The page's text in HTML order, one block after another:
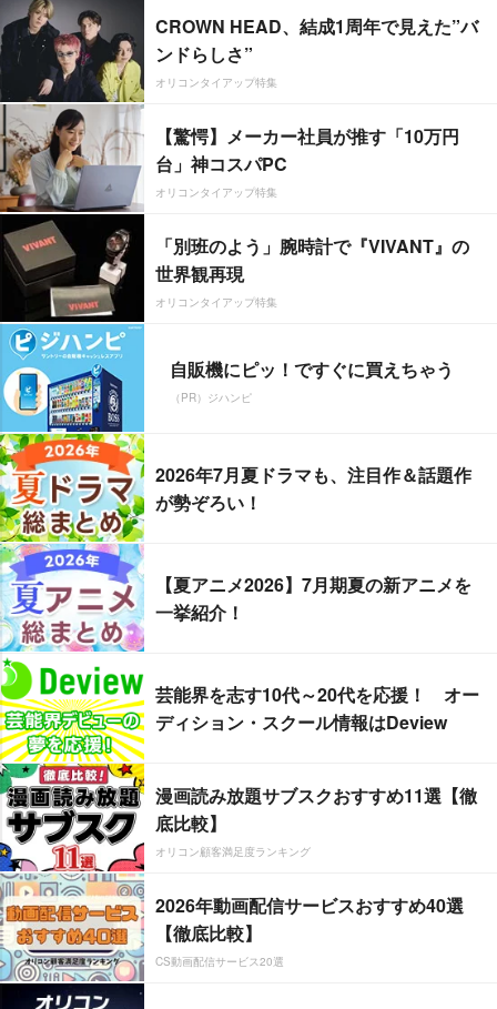
CROWN HEAD、結成1周年で見えた”バ
ンドらしさ”
オリコンタイアップ特集
【驚愕】メーカー社員が推す「10万円
台」神コスパPC
オリコンタイアップ特集
「別班のよう」腕時計で『VIVANT』の
世界観再現
オリコンタイアップ特集
自販機にピッ！ですぐに買えちゃう
（PR）ジハンピ
2026年7月夏ドラマも、注目作＆話題作
が勢ぞろい！
【夏アニメ2026】7月期夏の新アニメを
一挙紹介！
芸能界を志す10代～20代を応援！ オー
ディション・スクール情報はDeview
漫画読み放題サブスクおすすめ11選【徹
底比較】
オリコン顧客満足度ランキング
2026年動画配信サービスおすすめ40選
【徹底比較】
CS動画配信サービス20選